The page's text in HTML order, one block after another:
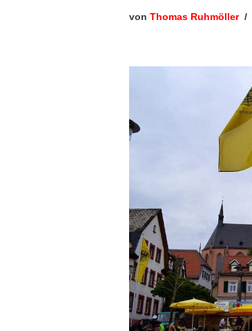
von Thomas Ruhmöller